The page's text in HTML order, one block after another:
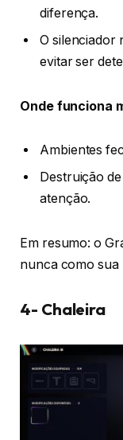
diferença.
O silenciador
evitar ser
Onde funciona
Ambientes
Destruição
atenção.
Em resumo: o
nunca como sua
4- Chaleira